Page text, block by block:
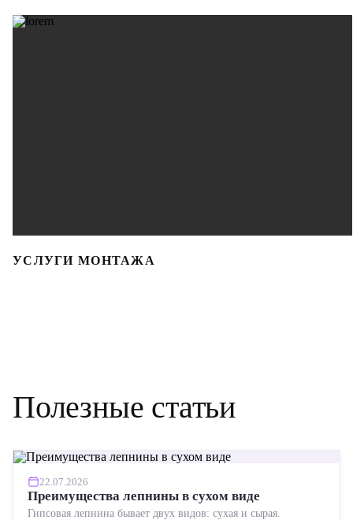
УСЛУГИ МОНТАЖА
Полезные статьи
22.07.2026
Преимущества лепнины в сухом виде
Гипсовая лепнина бывает двух видов: сухая и сырая.